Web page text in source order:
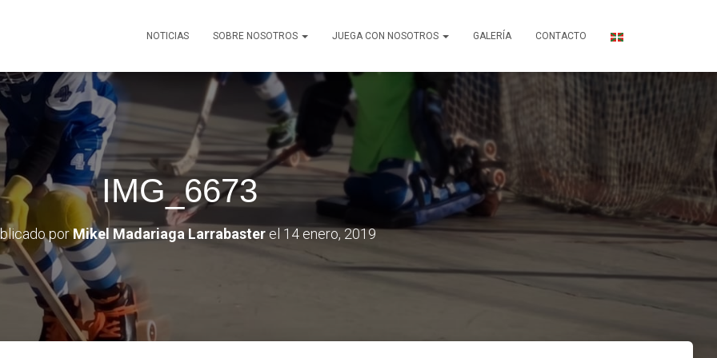
NOTICIAS SOBRE NOSOTROS JUEGA CON NOSOTROS GALERÍA CONTACTO
IMG_6673
porMikel Madariaga Larrabasterel 14 enero, 2019